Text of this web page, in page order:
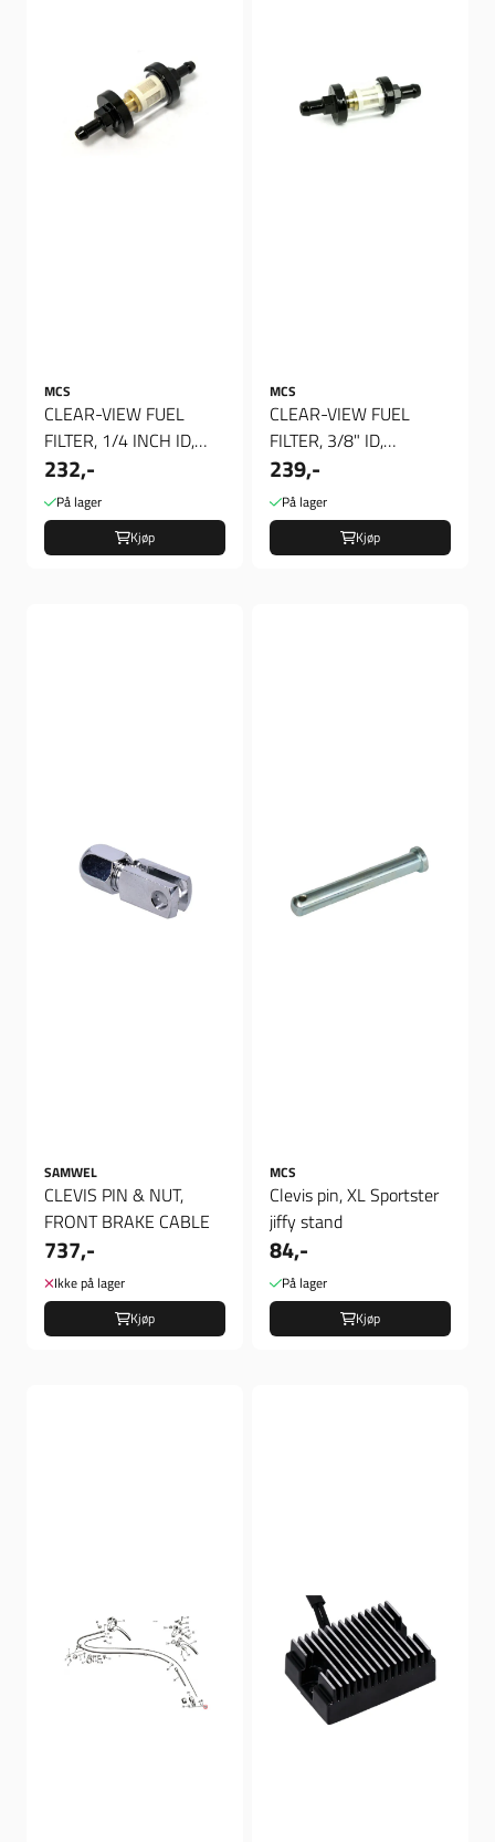
MCS
CLEAR-VIEW FUEL
FILTER, 1/4 INCH ID,
Bensinfilter
232,-
På lager
Kjøp
MCS
CLEAR-VIEW FUEL
FILTER, 3/8" ID,
Bensinfilter
239,-
På lager
Kjøp
SAMWEL
CLEVIS PIN & NUT,
FRONT BRAKE CABLE
737,-
Ikke på lager
Kjøp
MCS
Clevis pin, XL Sportster
jiffy stand
84,-
På lager
Kjøp